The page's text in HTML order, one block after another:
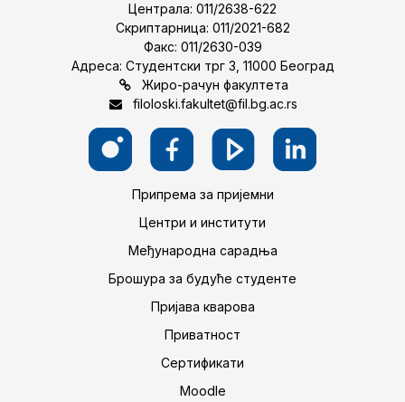
Централа: 011/2638-622
Скриптарница: 011/2021-682
Факс: 011/2630-039
Адреса: Студентски трг 3, 11000 Београд
Жиро-рачун факултета
filoloski.fakultet@fil.bg.ac.rs
Припрема за пријемни
Центри и институти
Међународна сарадња
Брошура за будуће студенте
Пријава кварова
Приватност
Сертификати
Moodle